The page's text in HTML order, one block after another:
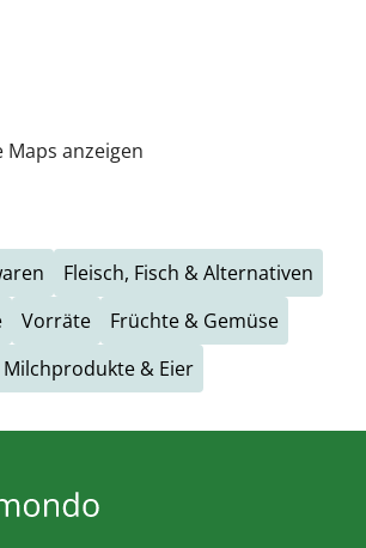
Maps anzeigen
Fleisch, Fisch & Alternativen
Vorräte
Früchte & Gemüse
Milchprodukte & Eier